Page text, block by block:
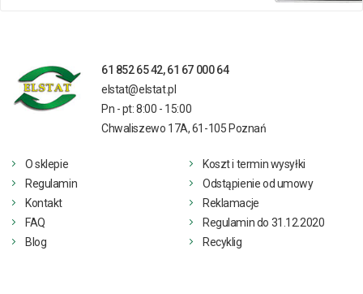
61 852 65 42, 61 67 000 64
elstat@elstat.pl
Pn - pt: 8:00 - 15:00
Chwaliszewo 17A, 61-105 Poznań
O sklepie
Regulamin
Kontakt
FAQ
Blog
Koszt i termin wysyłki
Odstąpienie od umowy
Reklamacje
Regulamin do 31.12.2020
Recyklig